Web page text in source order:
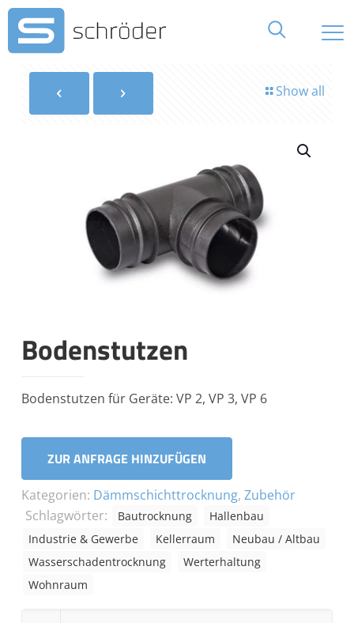
Show all
Bodenstutzen
Bodenstutzen für Geräte: VP 2, VP 3, VP 6
ZUR ANFRAGE HINZUFÜGEN
Kategorien: Dämmschichttrocknung, Zubehör
Schlagwörter:
Bautrocknung
Hallenbau
Industrie & Gewerbe
Kellerraum
Neubau / Altbau
Wasserschadentrocknung
Werterhaltung
Wohnraum